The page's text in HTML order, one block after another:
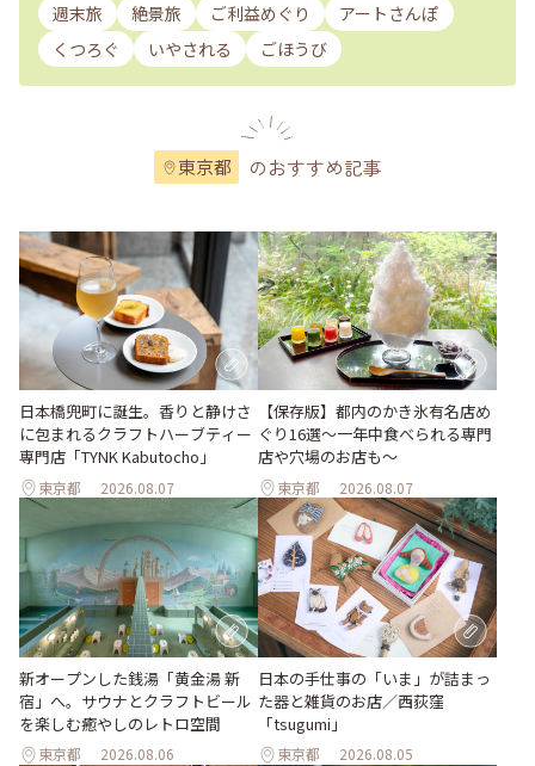
週末旅 絶景旅 ご利益めぐり
アートさんぽ
くつろぐ
いやされる ごほうび
東京都 のおすすめ記事
日本橋兜町に誕生。香りと静けさ
に包まれるクラフトハーブティー
専門店「TYNK Kabutocho」
東京都 2026.08.07
【保存版】都内のかき氷有名店め
ぐり16選～一年中食べられる専門
店や穴場のお店も～
東京都 2026.08.07
新オープンした銭湯「黄金湯 新
宿」へ。サウナとクラフトビール
を楽しむ癒やしのレトロ空間
東京都 2026.08.06
日本の手仕事の「いま」が詰まっ
た器と雑貨のお店／西荻窪
「tsugumi」
東京都 2026.08.05